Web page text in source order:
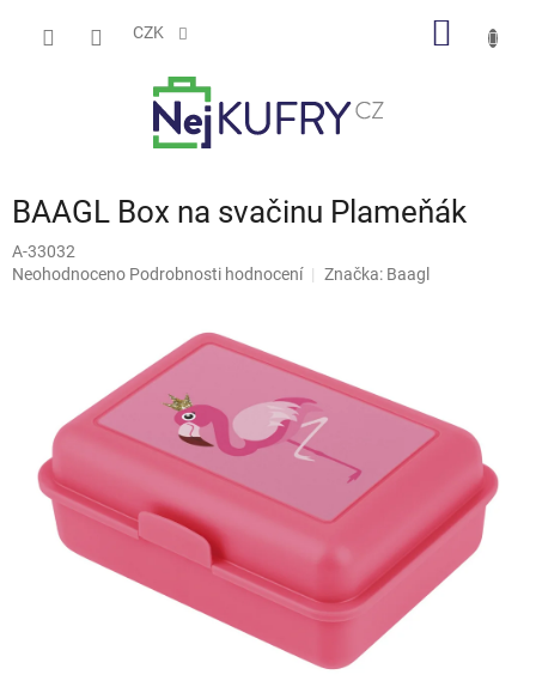
CZK
BAAGL Box na svačinu Plameňák
A-33032
Průměrné
hvězdiček.
Neohodnoceno Podrobnosti hodnocení Značka: Baagl